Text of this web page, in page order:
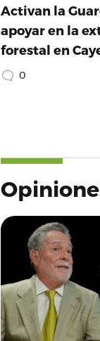
Activan la
apoyar en la
forestal en
0